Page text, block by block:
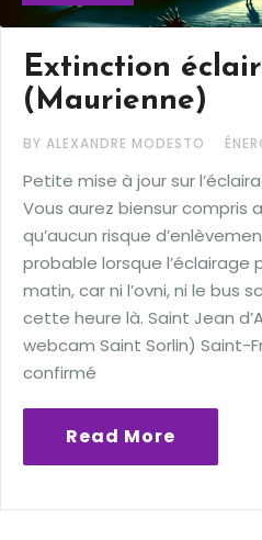
Extinction
(Maurienne)
BY ALEXANDRE MODESTO
Petite mise à jour sur
Vous aurez biensur compris
qu’aucun risque
probable lorsque l’éclairage
matin, car ni l’ovni, ni le bus
cette heure là. Saint Jean
webcam Saint Sorlin) Saint-
confirmé
Read More